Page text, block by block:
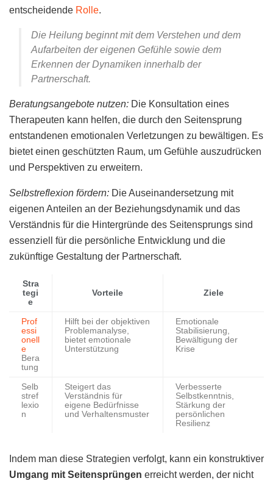
entscheidende Rolle.
Die Heilung beginnt mit dem Verstehen und dem
Aufarbeiten der eigenen Gefühle sowie dem
Erkennen der Dynamiken innerhalb der
Partnerschaft.
Beratungsangebote nutzen: Die Konsultation eines
Therapeuten kann helfen, die durch den Seitensprung
entstandenen emotionalen Verletzungen zu bewältigen. Es
bietet einen geschützten Raum, um Gefühle auszudrücken
und Perspektiven zu erweitern.
Selbstreflexion fördern: Die Auseinandersetzung mit
eigenen Anteilen an der Beziehungsdynamik und das
Verständnis für die Hintergründe des Seitensprungs sind
essenziell für die persönliche Entwicklung und die
zukünftige Gestaltung der Partnerschaft.
Stra
tegi
e
Vorteile Ziele
Prof
essi
onell
e
Bera
tung
Hilft bei der objektiven
Problemanalyse,
bietet emotionale
Unterstützung
Emotionale
Stabilisierung,
Bewältigung der
Krise
Selb
stref
lexio
n
Steigert das
Verständnis für
eigene Bedürfnisse
und Verhaltensmuster
Verbesserte
Selbstkenntnis,
Stärkung der
persönlichen
Resilienz
Indem man diese Strategien verfolgt, kann ein konstruktiver
Umgang mit Seitensprüngen erreicht werden, der nicht